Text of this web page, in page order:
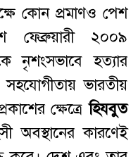
কোন প্রমাণও পেশ
ফেব্রুয়ারী ২০০৯
নৃশংসভাবে হত্যার
সহযোগীতায় ভারতীয়
ক্ষেত্রেহিযবুত
অবস্থানের কারণেই